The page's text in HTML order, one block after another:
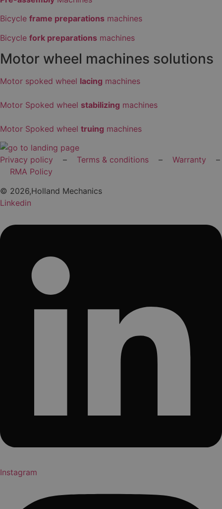
Bicycle frame preparations machines
Bicycle fork preparations machines
Motor wheel machines solutions
Motor spoked wheel lacing machines
Motor Spoked wheel stabilizing machines
Motor Spoked wheel truing machines
Privacy policy – Terms & conditions – Warranty –
RMA Policy
© 2026,Holland Mechanics
Linkedin
Instagram